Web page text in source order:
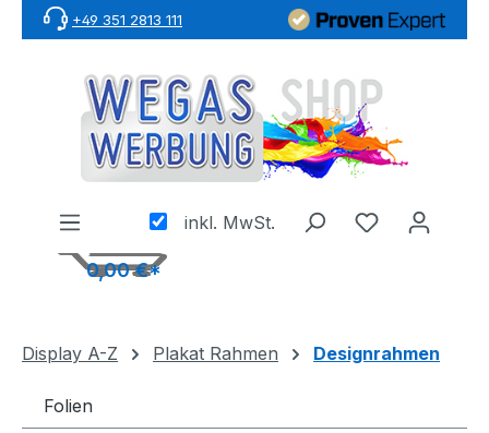
Zum Hauptinhalt springen
+49 351 2813 111
inkl. MwSt.
0,00 €*
Display A-Z Plakat Rahmen Designrahmen
Folien